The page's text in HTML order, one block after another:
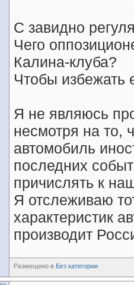
С завидно
Чего
Калина-клуба?
Чтобы избежать
Я не являюсь
несмотря на то,
автомобиль
последних
причислять к
Я отслеживаю
характеристик
производит
Размещено в Без категории